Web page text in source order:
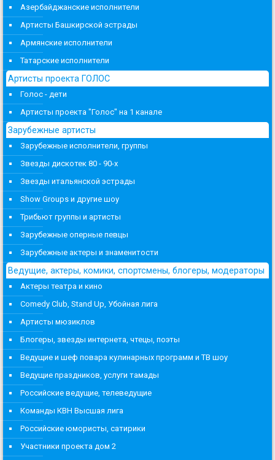
Азербайджанские исполнители
Артисты Башкирской эстрады
Армянские исполнители
Татарские исполнители
Артисты проекта ГОЛОС
Голос - дети
Артисты проекта "Голос" на 1 канале
Зарубежные артисты
Зарубежные исполнители, группы
Звезды дискотек 80 - 90-х
Звезды итальянской эстрады
Show Groups и другие шоу
Трибьют группы и артисты
Зарубежные оперные певцы
Зарубежные актеры и знаменитости
Ведущие, актеры, комики, спортсмены, блогеры, модераторы
Актеры театра и кино
Comedy Club, Stand Up, Убойная лига
Артисты мюзиклов
Блогеры, звезды интернета, чтецы, поэты
Ведущие и шеф повара кулинарных программ и ТВ шоу
Ведущие праздников, услуги тамады
Российские ведущие, телеведущие
Команды КВН Высшая лига
Российские юмористы, сатирики
Участники проекта дом 2